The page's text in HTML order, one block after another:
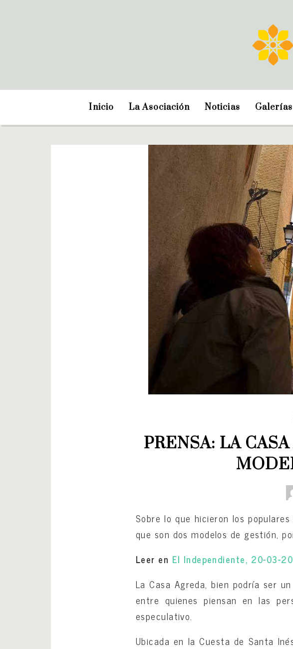
Inicio La Asociación Noticias Galerías
PRENSA: LA
Sobre lo que hicieron los
que son dos modelos de gestión,
Leer en El Independiente, 20-03-
La Casa Agreda, bien podría ser
entre quienes piensan en las
especulativo.
Ubicada en la Cuesta de Santa